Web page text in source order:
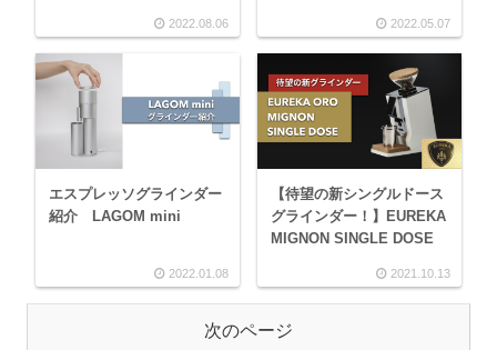
2022.08.06 2022.05.07
エスプレッソグラインダー
紹介 LAGOM mini
2022.01.08
【待望の新シングルドース
グラインダー！】EUREKA
MIGNON SINGLE DOSE
2021.10.13
次のページ